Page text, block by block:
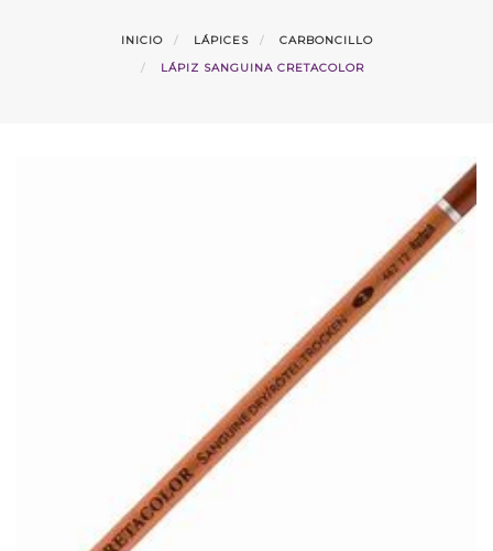
INICIO LÁPICES
CARBONCILLO
LÁPIZ SANGUINA CRETACOLOR